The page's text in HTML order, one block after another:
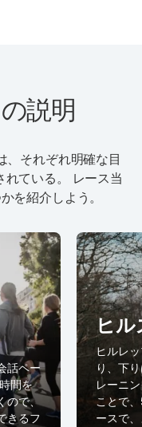
説明
、それぞれ明確な目
ている。 レース当
を紹介しよう。
話ペー
間を
ので、
きるフ
ヒル
ヒルレ
り、下
レーニ
ことで
ースで